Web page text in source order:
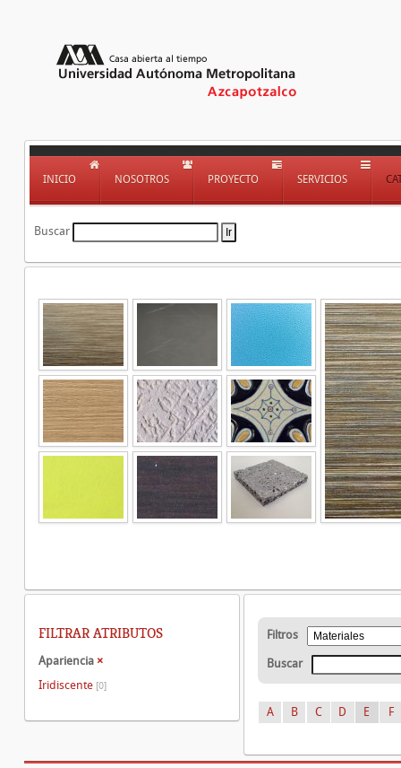
INICIO NOSOTROS PROYECTO SERVICIOS
Buscar
Filtros
Buscar
A B C D E F
FILTRAR ATRIBUTOS
Apariencia ×
Iridiscente [0]